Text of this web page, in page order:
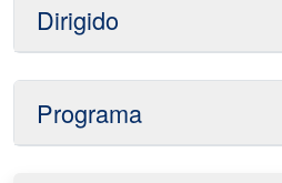
Dirigido
Programa